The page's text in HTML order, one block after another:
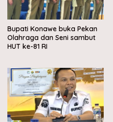
Bupati Konawe buka Pekan
Olahraga dan Seni sambut
HUT ke-81 RI